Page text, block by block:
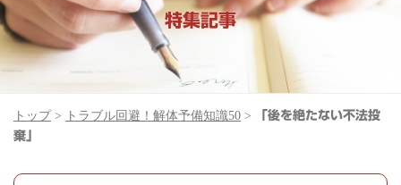
特集記事
トップ > トラブル回避！解体予備知識50 >
「後を絶たない不法投
棄」